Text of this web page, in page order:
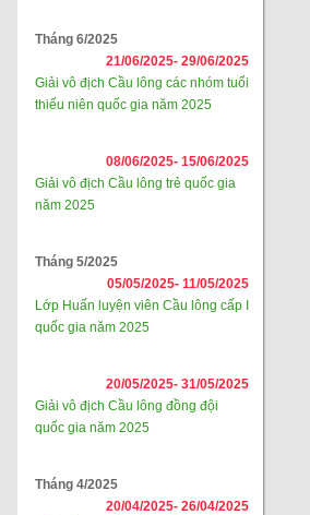
Tháng 6/2025
21/06/2025- 29/06/2025
Giải vô địch Cầu lông các nhóm tuổi
thiếu niên quốc gia năm 2025
08/06/2025- 15/06/2025
Giải vô địch Cầu lông trẻ quốc gia
năm 2025
Tháng 5/2025
05/05/2025- 11/05/2025
Lớp Huấn luyện viên Cầu lông cấp I
quốc gia năm 2025
20/05/2025- 31/05/2025
Giải vô địch Cầu lông đồng đội
quốc gia năm 2025
Tháng 4/2025
20/04/2025- 26/04/2025